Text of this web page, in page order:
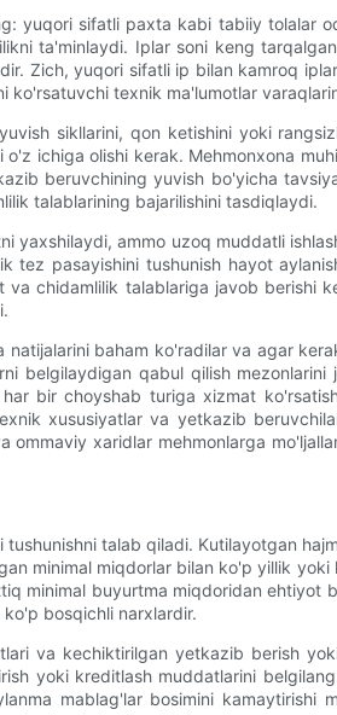
yuqori sifatli paxta kabi tabiiy tolalar
ta'minlaydi. Iplar soni keng
Zich, yuqori sifatli ip bilan kamroq
ko'rsatuvchi texnik ma'lumotlar
sikllarini, qon ketishini yoki
ichiga olishi kerak. Mehmonxona
beruvchining yuvish bo'yicha
talablarining bajarilishini tasdiqlaydi.
yaxshilaydi, ammo uzoq muddatli
pasayishini tushunish hayot
chidamlilik talablariga javob berishi
baham ko'radilar va agar
belgilaydigan qabul qilish mezonlarini
bir choyshab turiga xizmat
xususiyatlar va yetkazib
xaridlar mehmonlarga
talab qiladi. Kutilayotgan
minimal miqdorlar bilan ko'p yillik yoki
minimal buyurtma miqdoridan ehtiyot
bosqichli narxlardir.
va kechiktirilgan yetkazib berish
yoki kreditlash muddatlarini
mablag'lar bosimini kamaytirishi